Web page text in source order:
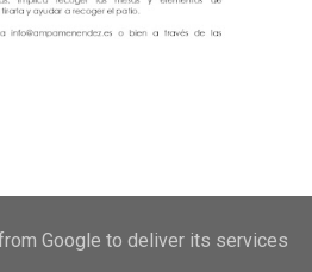
Google to deliver its services